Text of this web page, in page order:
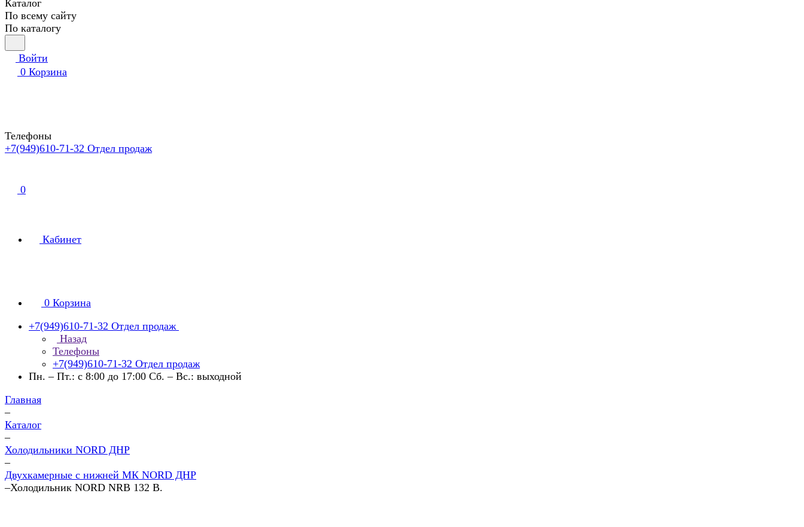
Каталог
По всему сайту
По каталогу
Войти
0 Корзина
Телефоны
+7(949)610-71-32 Отдел продаж
0
Кабинет
0 Корзина
+7(949)610-71-32 Отдел продаж
Назад
Телефоны
+7(949)610-71-32 Отдел продаж
Пн. – Пт.: с 8:00 до 17:00 Сб. – Вс.: выходной
Главная
–
Каталог
–
Холодильники NORD ДНР
–
Двухкамерные с нижней МК NORD ДНР
–Холодильник NORD NRB 132 B.